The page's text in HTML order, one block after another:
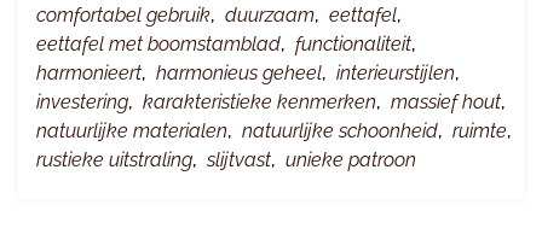
comfortabel gebruik, duurzaam, eettafel,
eettafel met boomstamblad, functionaliteit,
harmonieert, harmonieus geheel, interieurstijlen,
investering, karakteristieke kenmerken, massief hout,
natuurlijke materialen, natuurlijke schoonheid, ruimte,
rustieke uitstraling, slijtvast, unieke patroon